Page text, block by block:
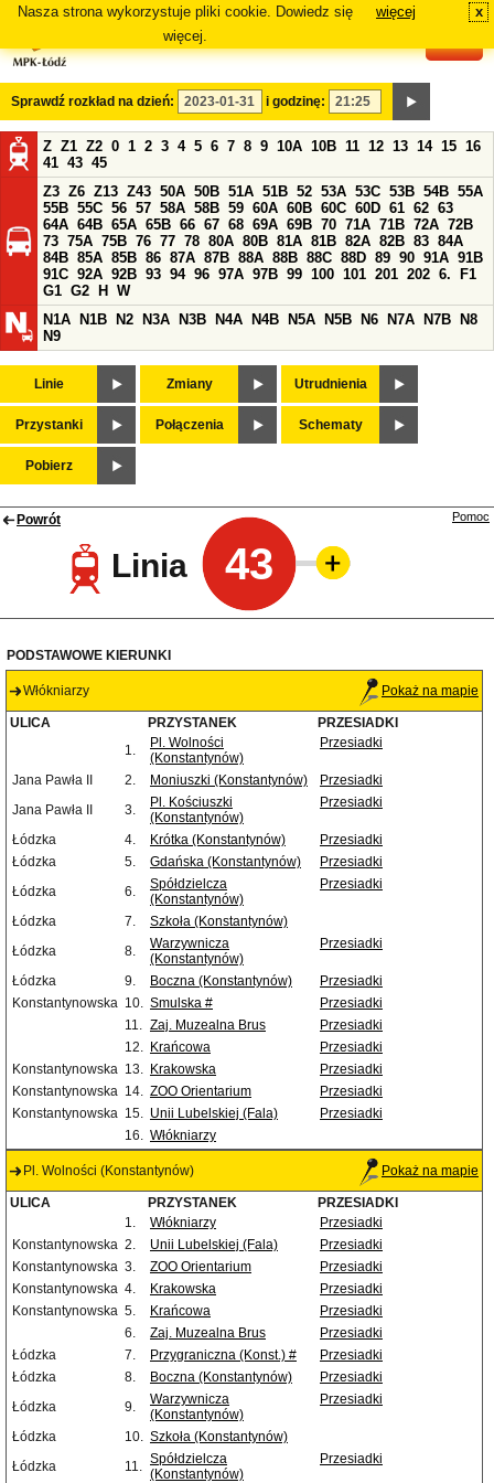
Nasza strona wykorzystuje pliki cookie. Dowiedz się
więcej.
więcej x
Sprawdź rozkład na dzień: i godzinę:
Z Z1 Z2 0 1 2 3 4 5 6 7 8 9 10A 10B 11 12 13 14 15 16
41 43 45
Z3 Z6 Z13 Z43 50A 50B 51A 51B 52 53A 53C 53B 54B 55A
55B 55C 56 57 58A 58B 59 60A 60B 60C 60D 61 62 63
64A 64B 65A 65B 66 67 68 69A 69B 70 71A 71B 72A 72B
73 75A 75B 76 77 78 80A 80B 81A 81B 82A 82B 83 84A
84B 85A 85B 86 87A 87B 88A 88B 88C 88D 89 90 91A 91B
91C 92A 92B 93 94 96 97A 97B 99 100 101 201 202 6.
F1
G1 G2 H
W
N1A
N1B N2 N3A N3B N4A N4B N5A N5B N6 N7A N7B
N8
N9
Linie Zmiany Utrudnienia
Przystanki Połączenia Schematy
Pobierz
Powrót
Linia 43
Pomoc
PODSTAWOWE KIERUNKI
Włókniarzy Pokaż na mapie
ULICA PRZYSTANEK
PRZESIADKI
1.
Pl. Wolności
(Konstantynów)
Przesiadki
Jana Pawła II 2. Moniuszki (Konstantynów)
Przesiadki
Jana Pawła II
3.
Pl. Kościuszki
(Konstantynów)
Przesiadki
Łódzka 4. Krótka (Konstantynów)
Przesiadki
Łódzka
5. Gdańska (Konstantynów)
Przesiadki
Łódzka
6.
Spółdzielcza
(Konstantynów)
Przesiadki
Łódzka 7.
Szkoła (Konstantynów)
Łódzka
8.
Warzywnicza
(Konstantynów)
Przesiadki
Łódzka 9. Boczna (Konstantynów)
Przesiadki
Konstantynowska 10. Smulska #
Przesiadki
11. Zaj. Muzealna Brus
Przesiadki
12. Krańcowa
Przesiadki
Konstantynowska 13. Krakowska
Przesiadki
Konstantynowska 14. ZOO Orientarium
Przesiadki
Konstantynowska 15. Unii Lubelskiej (Fala)
Przesiadki
16. Włókniarzy
Pl. Wolności (Konstantynów) Pokaż na mapie
ULICA PRZYSTANEK
PRZESIADKI
1.
Włókniarzy
Przesiadki
Konstantynowska 2. Unii Lubelskiej (Fala)
Przesiadki
Konstantynowska 3. ZOO Orientarium
Przesiadki
Konstantynowska 4. Krakowska
Przesiadki
Konstantynowska 5. Krańcowa
Przesiadki
6.
Zaj. Muzealna Brus
Przesiadki
Łódzka
7. Przygraniczna (Konst.) #
Przesiadki
Łódzka
8. Boczna (Konstantynów)
Przesiadki
Łódzka
9.
Warzywnicza
(Konstantynów)
Przesiadki
Łódzka 10. Szkoła (Konstantynów)
Łódzka
11. Spółdzielcza
(Konstantynów)
Przesiadki